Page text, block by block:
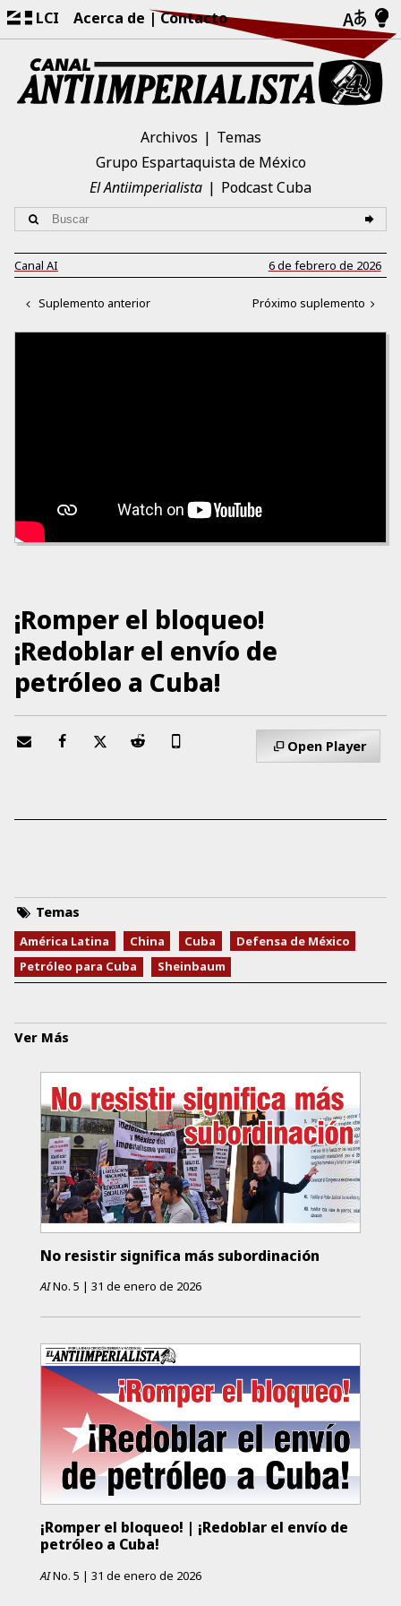
LCI Acerca de Contacto
Archivos
Temas
Grupo Espartaquista de México
El Antiimperialista
Podcast Cuba
Canal AI 6 de febrero de 2026
Suplemento anterior Próximo suplemento
¡Romper el bloqueo!
¡Redoblar el envío de
petróleo a Cuba!
Open Player
Temas
América Latina China Cuba
Defensa de México
Petróleo para Cuba
Sheinbaum
Ver Más
No resistir significa más subordinación
AINo. 5 | 31 de enero de 2026
¡Romper el bloqueo! | ¡Redoblar el envío de
petróleo a Cuba!
AINo. 5 | 31 de enero de 2026